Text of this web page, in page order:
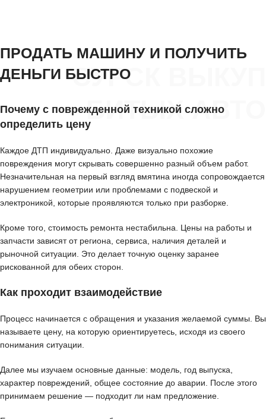
СУРСК ВЫКУП
БИТЫХ АВТО
ПРОДАТЬ МАШИНУ И ПОЛУЧИТЬ
ДЕНЬГИ БЫСТРО
Почему с поврежденной техникой сложно
определить цену
Каждое ДТП индивидуально. Даже визуально похожие
повреждения могут скрывать совершенно разный объем работ.
Незначительная на первый взгляд вмятина иногда сопровождается
нарушением геометрии или проблемами с подвеской и
электроникой, которые проявляются только при разборке.
Кроме того, стоимость ремонта нестабильна. Цены на работы и
запчасти зависят от региона, сервиса, наличия деталей и
рыночной ситуации. Это делает точную оценку заранее
рискованной для обеих сторон.
Как проходит взаимодействие
Процесс начинается с обращения и указания желаемой суммы. Вы
называете цену, на которую ориентируетесь, исходя из своего
понимания ситуации.
Далее мы изучаем основные данные: модель, год выпуска,
характер повреждений, общее состояние до аварии. После этого
принимаем решение — подходит ли нам предложение.